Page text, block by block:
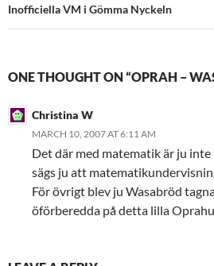
Inofficiella VM i Gömma Nyckeln
ONE THOUGHT ON “OPRAH –
Christina W
MARCH 10, 2007 AT 6:11 AM
Det där med matematik är ju
sägs ju att
För övrigt blev ju Wasabröd
öförberedda på detta lilla